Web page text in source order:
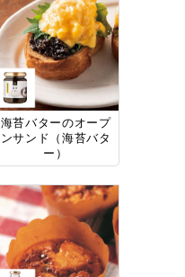
海苔バターのオープ
ンサンド（海苔バタ
ー）